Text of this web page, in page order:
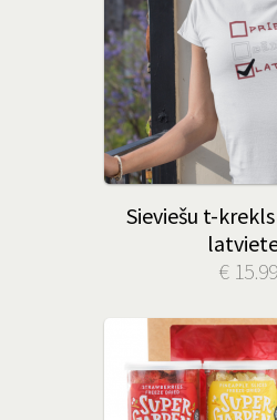
Sieviešu t-
€ 15.99